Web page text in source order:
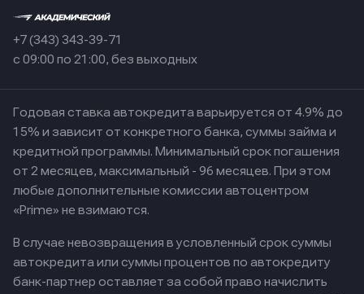
+7 (343) 343-39-71
с 09:00 по 21:00, без выходных
Годовая ставка автокредита варьируется от 4.9% до
15% и зависит от конкретного банка, суммы займа и
кредитной программы. Минимальный срок погашения
от 2 месяцев, максимальный - 96 месяцев. При этом
любые дополнительные комиссии автоцентром
«Prime» не взимаются.
В случае невозвращения в условленный срок суммы
автокредита или суммы процентов по автокредиту
банк-партнер оставляет за собой право начислить